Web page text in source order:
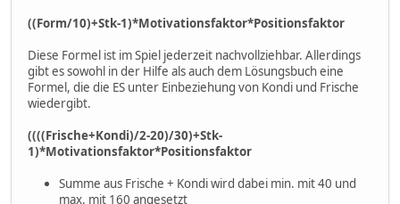
((Form/10)+Stk-1)*Motivationsfaktor*Positionsfaktor
Diese Formel ist im Spiel jederzeit nachvollziehbar. Allerdings
gibt es sowohl in der Hilfe als auch dem Lösungsbuch eine
Formel, die die ES unter Einbeziehung von Kondi und Frische
wiedergibt.
((((Frische+Kondi)/2-20)/30)+Stk-
1)*Motivationsfaktor*Positionsfaktor
Summe aus Frische + Kondi wird dabei min. mit 40 und
max. mit 160 angesetzt